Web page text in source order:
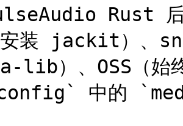
Rust 后
安装 jackit）、
lib）、OSS（始
中的